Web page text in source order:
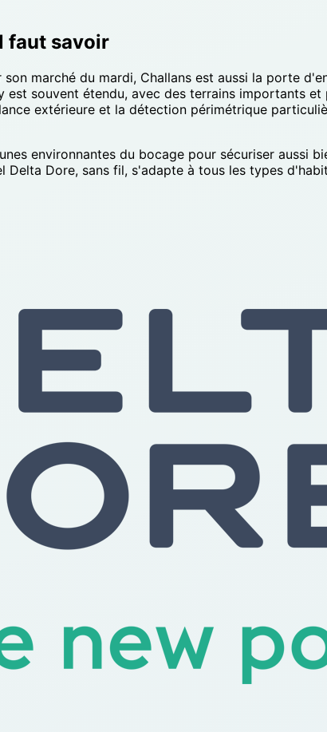
faut savoir
marché du mardi, Challans est aussi la porte
est souvent étendu, avec des terrains importants
extérieure et la détection périmétrique
environnantes du bocage pour sécuriser aussi
Delta Dore, sans fil, s'adapte à tous les types